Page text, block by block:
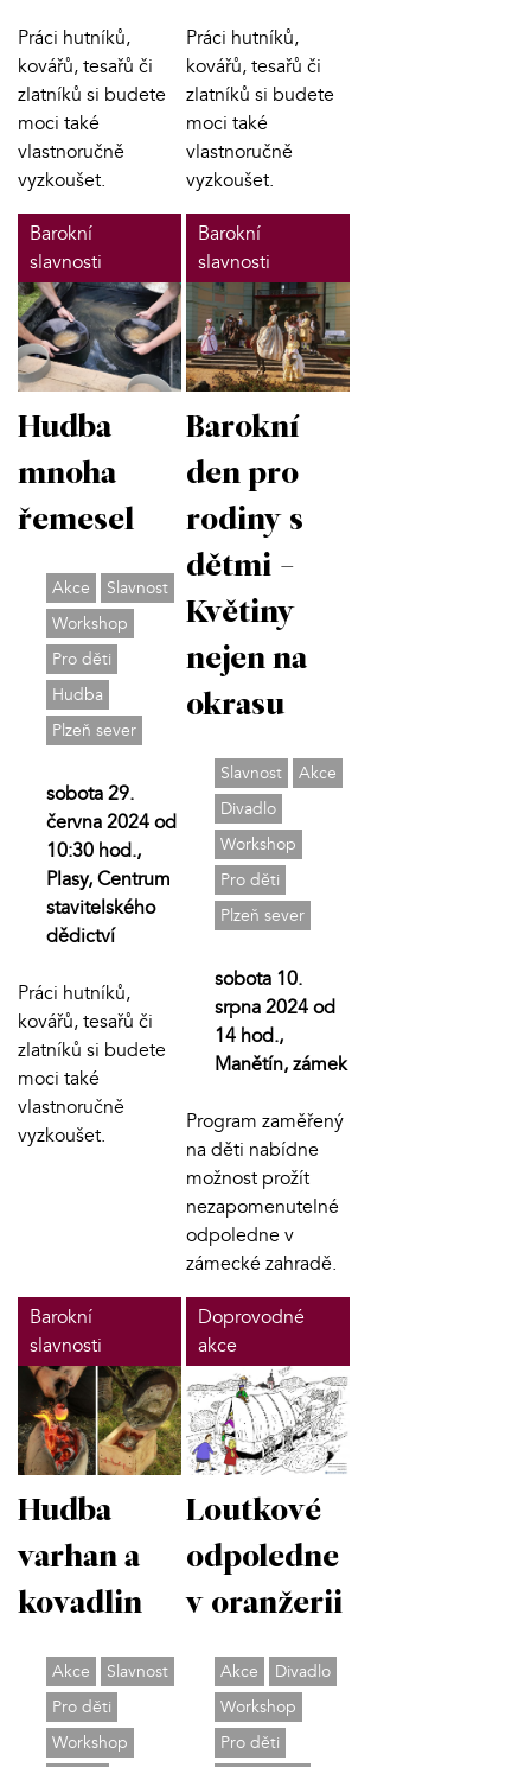
Práci hutníků,
kovářů, tesařů či
zlatníků si budete
moci také
vlastnoručně
vyzkoušet.
Práci hutníků,
kovářů, tesařů či
zlatníků si budete
moci také
vlastnoručně
vyzkoušet.
Barokní
slavnosti
Hudba
mnoha
řemesel
Akce
Slavnost
Workshop
Pro děti
Hudba
Plzeň sever
sobota 29.
června 2024 od
10:30 hod.,
Plasy, Centrum
stavitelského
dědictví
Práci hutníků,
kovářů, tesařů či
zlatníků si budete
moci také
vlastnoručně
vyzkoušet.
Barokní
slavnosti
Barokní
den pro
rodiny s
dětmi -
Květiny
nejen na
okrasu
Slavnost
Akce
Divadlo
Workshop
Pro děti
Plzeň sever
sobota 10.
srpna 2024 od
14 hod.,
Manětín, zámek
Program zaměřený
na děti nabídne
možnost prožít
nezapomenutelné
odpoledne v
zámecké zahradě.
Barokní
slavnosti
Hudba
varhan a
kovadlin
Akce
Slavnost
Pro děti
Workshop
Doprovodné
akce
Loutkové
odpoledne
v oranžerii
Akce
Divadlo
Workshop
Pro děti